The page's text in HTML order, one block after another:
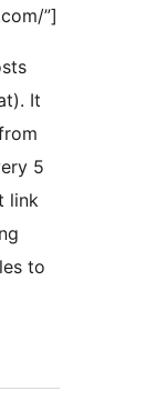
”]
It
5
link
to